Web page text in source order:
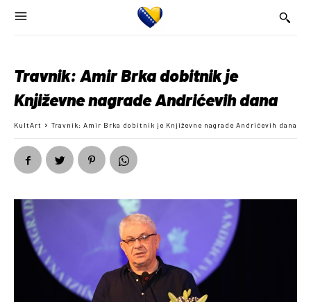
Travnik: Amir Brka dobitnik je
Književne nagrade Andrićevih dana
KultArt Travnik: Amir Brka dobitnik je Književne nagrade Andrićevih dana